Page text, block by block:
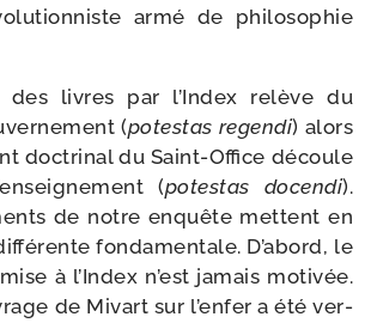
armé de phi­lo­so­phie
des livres par l’Index relève du
(potes­tas regen­di) alors
doc­tri­nal du Saint-​Office découle
(potes­tas docen­di).
de notre enquête mettent en
fon­da­men­tale. D’abord, le
à l’Index n’est jamais moti­vée.
de Mivart sur l’enfer a été ver­